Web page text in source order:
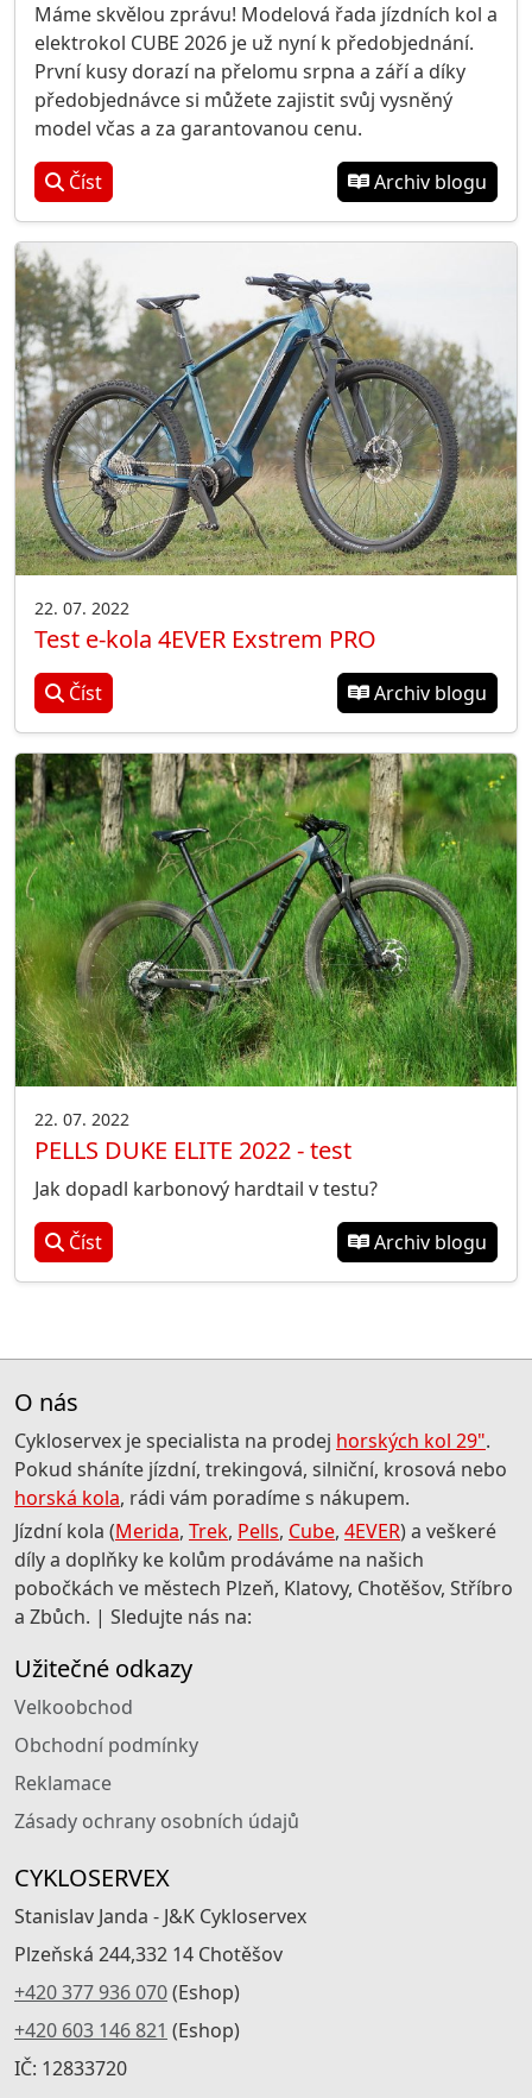
Máme skvělou zprávu! Modelová řada jízdních kol a
elektrokol CUBE 2026 je už nyní k předobjednání.
První kusy dorazí na přelomu srpna a září a díky
předobjednávce si můžete zajistit svůj vysněný
model včas a za garantovanou cenu.
Číst Archiv blogu
22. 07. 2022
Test e-kola 4EVER Exstrem PRO
Číst Archiv blogu
22. 07. 2022
PELLS DUKE ELITE 2022 - test
Jak dopadl karbonový hardtail v testu?
Číst Archiv blogu
O nás
Cykloservex je specialista na prodej horských kol 29".
Pokud sháníte jízdní, trekingová, silniční, krosová nebo
horská kola, rádi vám poradíme s nákupem.
Jízdní kola (Merida, Trek, Pells, Cube, 4EVER) a veškeré
díly a doplňky ke kolům prodáváme na našich
pobočkách ve městech Plzeň, Klatovy, Chotěšov, Stříbro
a Zbůch. | Sledujte nás na:
Užitečné odkazy
Velkoobchod
Obchodní podmínky
Reklamace
Zásady ochrany osobních údajů
CYKLOSERVEX
Stanislav Janda - J&K Cykloservex
Plzeňská 244,332 14 Chotěšov
+420 377 936 070(Eshop)
+420 603 146 821 (Eshop)
IČ: 12833720